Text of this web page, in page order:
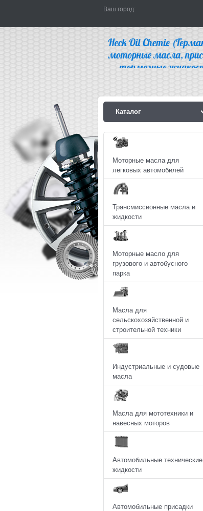
Ваш город:
Каталог
Моторные масла для
легковых автомобилей
Трансмиссионные масла и
жидкости
Моторные масло для
грузового и автобусного
парка
Масла для
сельскохозяйственной и
строительной техники
Индустриальные и судовые
масла
Масла для мототехники и
навесных моторов
Автомобильные технические
жидкости
Автомобильные присадки